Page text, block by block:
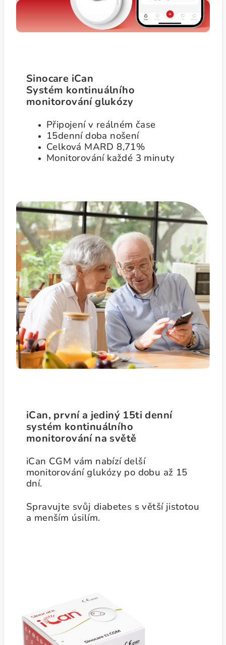
Sinocare iCan
Systém kontinuálního
monitorování glukózy
Připojení v reálném čase
15denní doba nošení
Celková MARD 8,71%
Monitorování každé 3 minuty
iCan, první a jediný 15ti denní
systém kontinuálního
monitorování na světě
iCan CGM vám nabízí delší
monitorování glukózy po dobu až 15
dní.
Spravujte svůj diabetes s větší jistotou
a menším úsilím.